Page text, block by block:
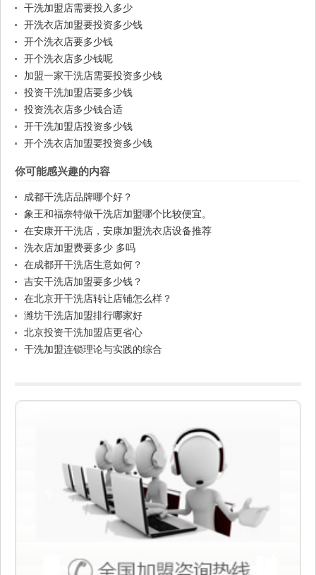
干洗加盟店需要投入多少
开洗衣店加盟要投资多少钱
开个洗衣店要多少钱
开个洗衣店多少钱呢
加盟一家干洗店需要投资多少钱
投资干洗加盟店要多少钱
投资洗衣店多少钱合适
开干洗加盟店投资多少钱
开个洗衣店加盟要投资多少钱
你可能感兴趣的内容
成都干洗店品牌哪个好？
象王和福奈特做干洗店加盟哪个比较便宜。
在安康开干洗店，安康加盟洗衣店设备推荐
洗衣店加盟费要多少 多吗
在成都开干洗店生意如何？
吉安干洗店加盟要多少钱？
在北京开干洗店转让店铺怎么样？
潍坊干洗店加盟排行哪家好
北京投资干洗加盟店更省心
干洗加盟连锁理论与实践的综合